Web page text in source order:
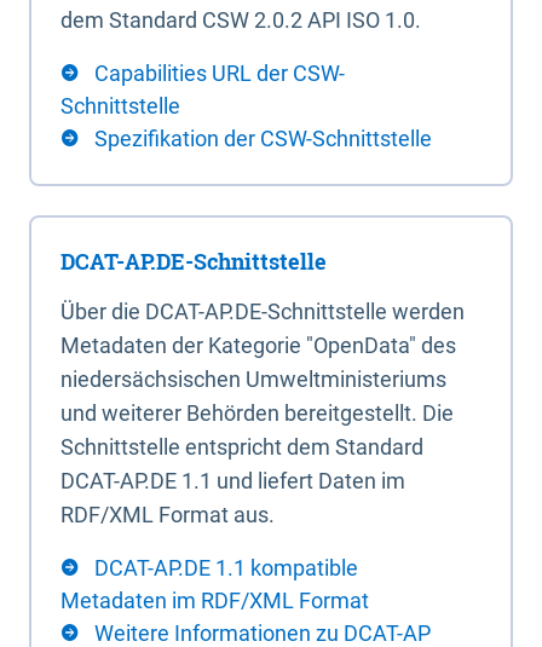
dem Standard CSW 2.0.2 API ISO 1.0.
Capabilities URL der CSW-
Schnittstelle
Spezifikation der CSW-Schnittstelle
DCAT-AP.DE-Schnittstelle
Über die DCAT-AP.DE-Schnittstelle werden
Metadaten der Kategorie "OpenData" des
niedersächsischen Umweltministeriums
und weiterer Behörden bereitgestellt. Die
Schnittstelle entspricht dem Standard
DCAT-AP.DE 1.1 und liefert Daten im
RDF/XML Format aus.
DCAT-AP.DE 1.1 kompatible
Metadaten im RDF/XML Format
Weitere Informationen zu DCAT-AP